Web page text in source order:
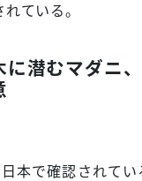
ている。
に潜むマダニ
本で確認されて